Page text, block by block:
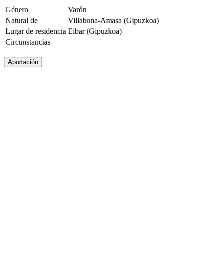
Género
Varón
Natural de
Villabona-Amasa (Gipuzkoa)
Lugar de residencia Eibar (Gipuzkoa)
Circunstancias